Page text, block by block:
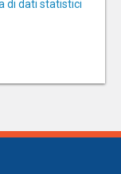
di dati statistici